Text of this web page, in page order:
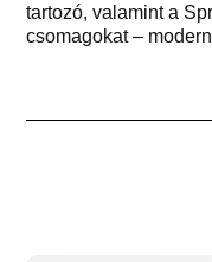
tartozó, valamint a
csomagokat –